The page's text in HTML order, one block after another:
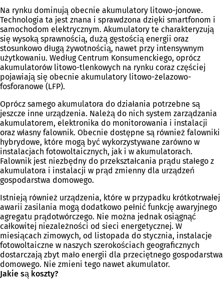
Na rynku dominują obecnie akumulatory litowo-jonowe.
Technologia ta jest znana i sprawdzona dzięki smartfonom i
samochodom elektrycznym. Akumulatory te charakteryzują
się wysoką sprawnością, dużą gęstością energii oraz
stosunkowo długą żywotnością, nawet przy intensywnym
użytkowaniu. Według Centrum Konsumenckiego, oprócz
akumulatorów litowo-tlenkowych na rynku coraz częściej
pojawiają się obecnie akumulatory litowo-żelazowo-
fosforanowe (LFP).
Oprócz samego akumulatora do działania potrzebne są
jeszcze inne urządzenia. Należą do nich system zarządzania
akumulatorem, elektronika do monitorowania i instalacji
oraz własny falownik. Obecnie dostępne są również falowniki
hybrydowe, które mogą być wykorzystywane zarówno w
instalacjach fotowoltaicznych, jak i w akumulatorach.
Falownik jest niezbędny do przekształcania prądu stałego z
akumulatora i instalacji w prąd zmienny dla urządzeń
gospodarstwa domowego.
Istnieją również urządzenia, które w przypadku krótkotrwałej
awarii zasilania mogą dodatkowo pełnić funkcję awaryjnego
agregatu prądotwórczego. Nie można jednak osiągnąć
całkowitej niezależności od sieci energetycznej. W
miesiącach zimowych, od listopada do stycznia, instalacje
fotowoltaiczne w naszych szerokościach geograficznych
dostarczają zbyt mało energii dla przeciętnego gospodarstwa
domowego. Nie zmieni tego nawet akumulator.
Jakie są koszty?